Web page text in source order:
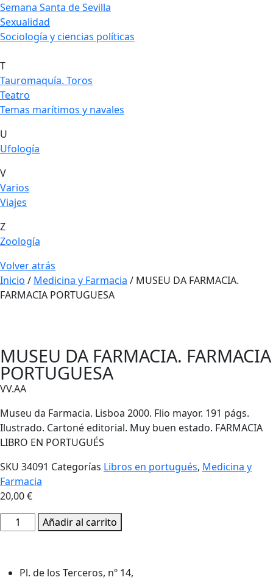
Semana Santa de Sevilla
Sexualidad
Sociología y ciencias políticas
T
Tauromaquía. Toros
Teatro
Temas marítimos y navales
U
Ufología
V
Varios
Viajes
Z
Zoología
Volver atrás
Inicio / Medicina y Farmacia / MUSEU DA FARMACIA.
FARMACIA PORTUGUESA
MUSEU DA FARMACIA. FARMACIA
PORTUGUESA
VV.AA
Museu da Farmacia. Lisboa 2000. Flio mayor. 191 págs.
Ilustrado. Cartoné editorial. Muy buen estado. FARMACIA
LIBRO EN PORTUGUÉS
SKU 34091 Categorías Libros en portugués, Medicina y
Farmacia
20,00€
MUSEU
DA
Añadir al carrito
Pl. de los Terceros, nº 14,